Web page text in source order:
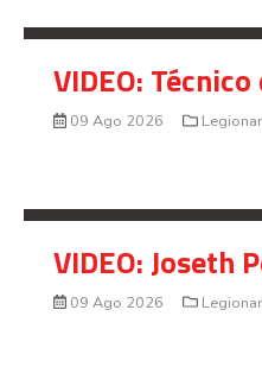
VIDEO:
09 Ago 2026
VIDEO: Joseth
09 Ago 2026